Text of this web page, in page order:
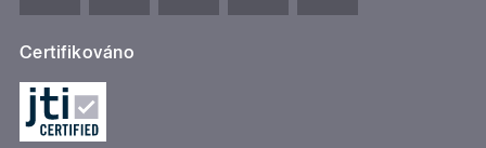
Certifikováno